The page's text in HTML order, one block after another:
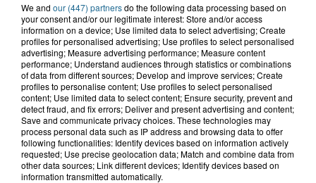
We and our (447) partnersdo the following data processing based on
your consent and/or our legitimate interest: Store and/or access
information on a device; Use limited data to select advertising; Create
profiles for personalised advertising; Use profiles to select personalised
advertising; Measure advertising performance; Measure content
performance; Understand audiences through statistics or combinations
of data from different sources; Develop and improve services; Create
profiles to personalise content; Use profiles to select personalised
content; Use limited data to select content; Ensure security, prevent and
detect fraud, and fix errors; Deliver and present advertising and content;
Save and communicate privacy choices. These technologies may
process personal data such as IP address and browsing data to offer
following functionalities: Identify devices based on information actively
requested; Use precise geolocation data; Match and combine data from
other data sources; Link different devices; Identify devices based on
information transmitted automatically.